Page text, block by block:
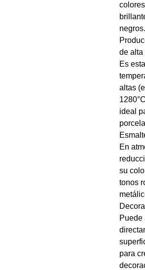
negros.
de alta
Es
altas
ideal
En
su
tonos
Puede
para